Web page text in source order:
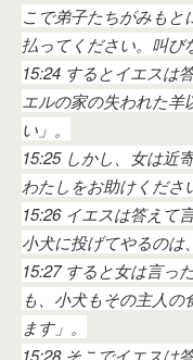
こで弟子たちがみも
払ってください。叫び
15:24 するとイエスは
エルの家の失われた羊
い」。
15:25 しかし、女は近
わたしをお助けくださ
15:26 イエスは答えて
小犬に投げてやるのは
15:27 すると女は言っ
も、小犬もその主人
ます」。
15:28 そこでイエスは